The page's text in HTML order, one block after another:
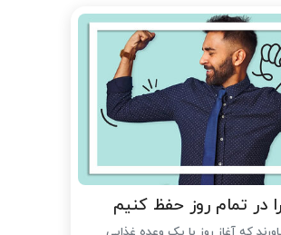
در تمام روز حفظ کنیم